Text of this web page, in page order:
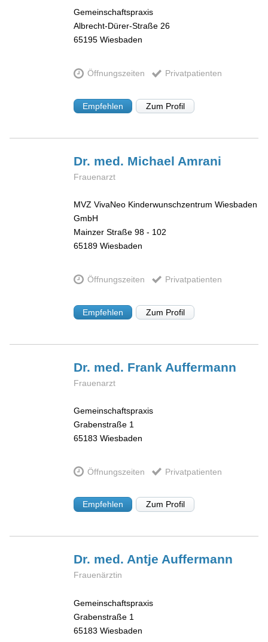
Gemeinschaftspraxis
Albrecht-Dürer-Straße 26
65195 Wiesbaden
Öffnungszeiten Privatpatienten
Empfehlen Zum Profil
Dr. med. Michael Amrani
Frauenarzt
MVZ VivaNeo Kinderwunschzentrum Wiesbaden
GmbH
Mainzer Straße 98 - 102
65189 Wiesbaden
Öffnungszeiten Privatpatienten
Empfehlen Zum Profil
Dr. med. Frank Auffermann
Frauenarzt
Gemeinschaftspraxis
Grabenstraße 1
65183 Wiesbaden
Öffnungszeiten Privatpatienten
Empfehlen Zum Profil
Dr. med. Antje Auffermann
Frauenärztin
Gemeinschaftspraxis
Grabenstraße 1
65183 Wiesbaden